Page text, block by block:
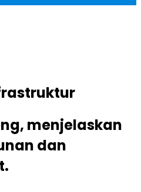
menjelaskan
dan